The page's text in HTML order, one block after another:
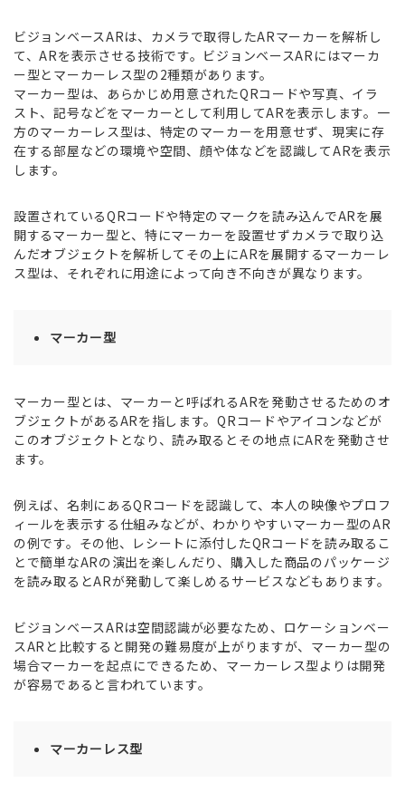
ビジョンベースARは、カメラで取得したARマーカーを解析し
て、ARを表示させる技術です。ビジョンベースARにはマーカ
ー型とマーカーレス型の2種類があります。
マーカー型は、あらかじめ用意されたQRコードや写真、イラ
スト、記号などをマーカーとして利用してARを表示します。一
方のマーカーレス型は、特定のマーカーを用意せず、現実に存
在する部屋などの環境や空間、顔や体などを認識してARを表示
します。
設置されているQRコードや特定のマークを読み込んでARを展
開するマーカー型と、特にマーカーを設置せずカメラで取り込
んだオブジェクトを解析してその上にARを展開するマーカーレ
ス型は、それぞれに用途によって向き不向きが異なります。
マーカー型
マーカー型とは、マーカーと呼ばれるARを発動させるためのオ
ブジェクトがあるARを指します。QRコードやアイコンなどが
このオブジェクトとなり、読み取るとその地点にARを発動させ
ます。
例えば、名刺にあるQRコードを認識して、本人の映像やプロフ
ィールを表示する仕組みなどが、わかりやすいマーカー型のAR
の例です。その他、レシートに添付したQRコードを読み取るこ
とで簡単なARの演出を楽しんだり、購入した商品のパッケージ
を読み取るとARが発動して楽しめるサービスなどもあります。
ビジョンベースARは空間認識が必要なため、ロケーションベー
スARと比較すると開発の難易度が上がりますが、マーカー型の
場合マーカーを起点にできるため、マーカーレス型よりは開発
が容易であると言われています。
マーカーレス型